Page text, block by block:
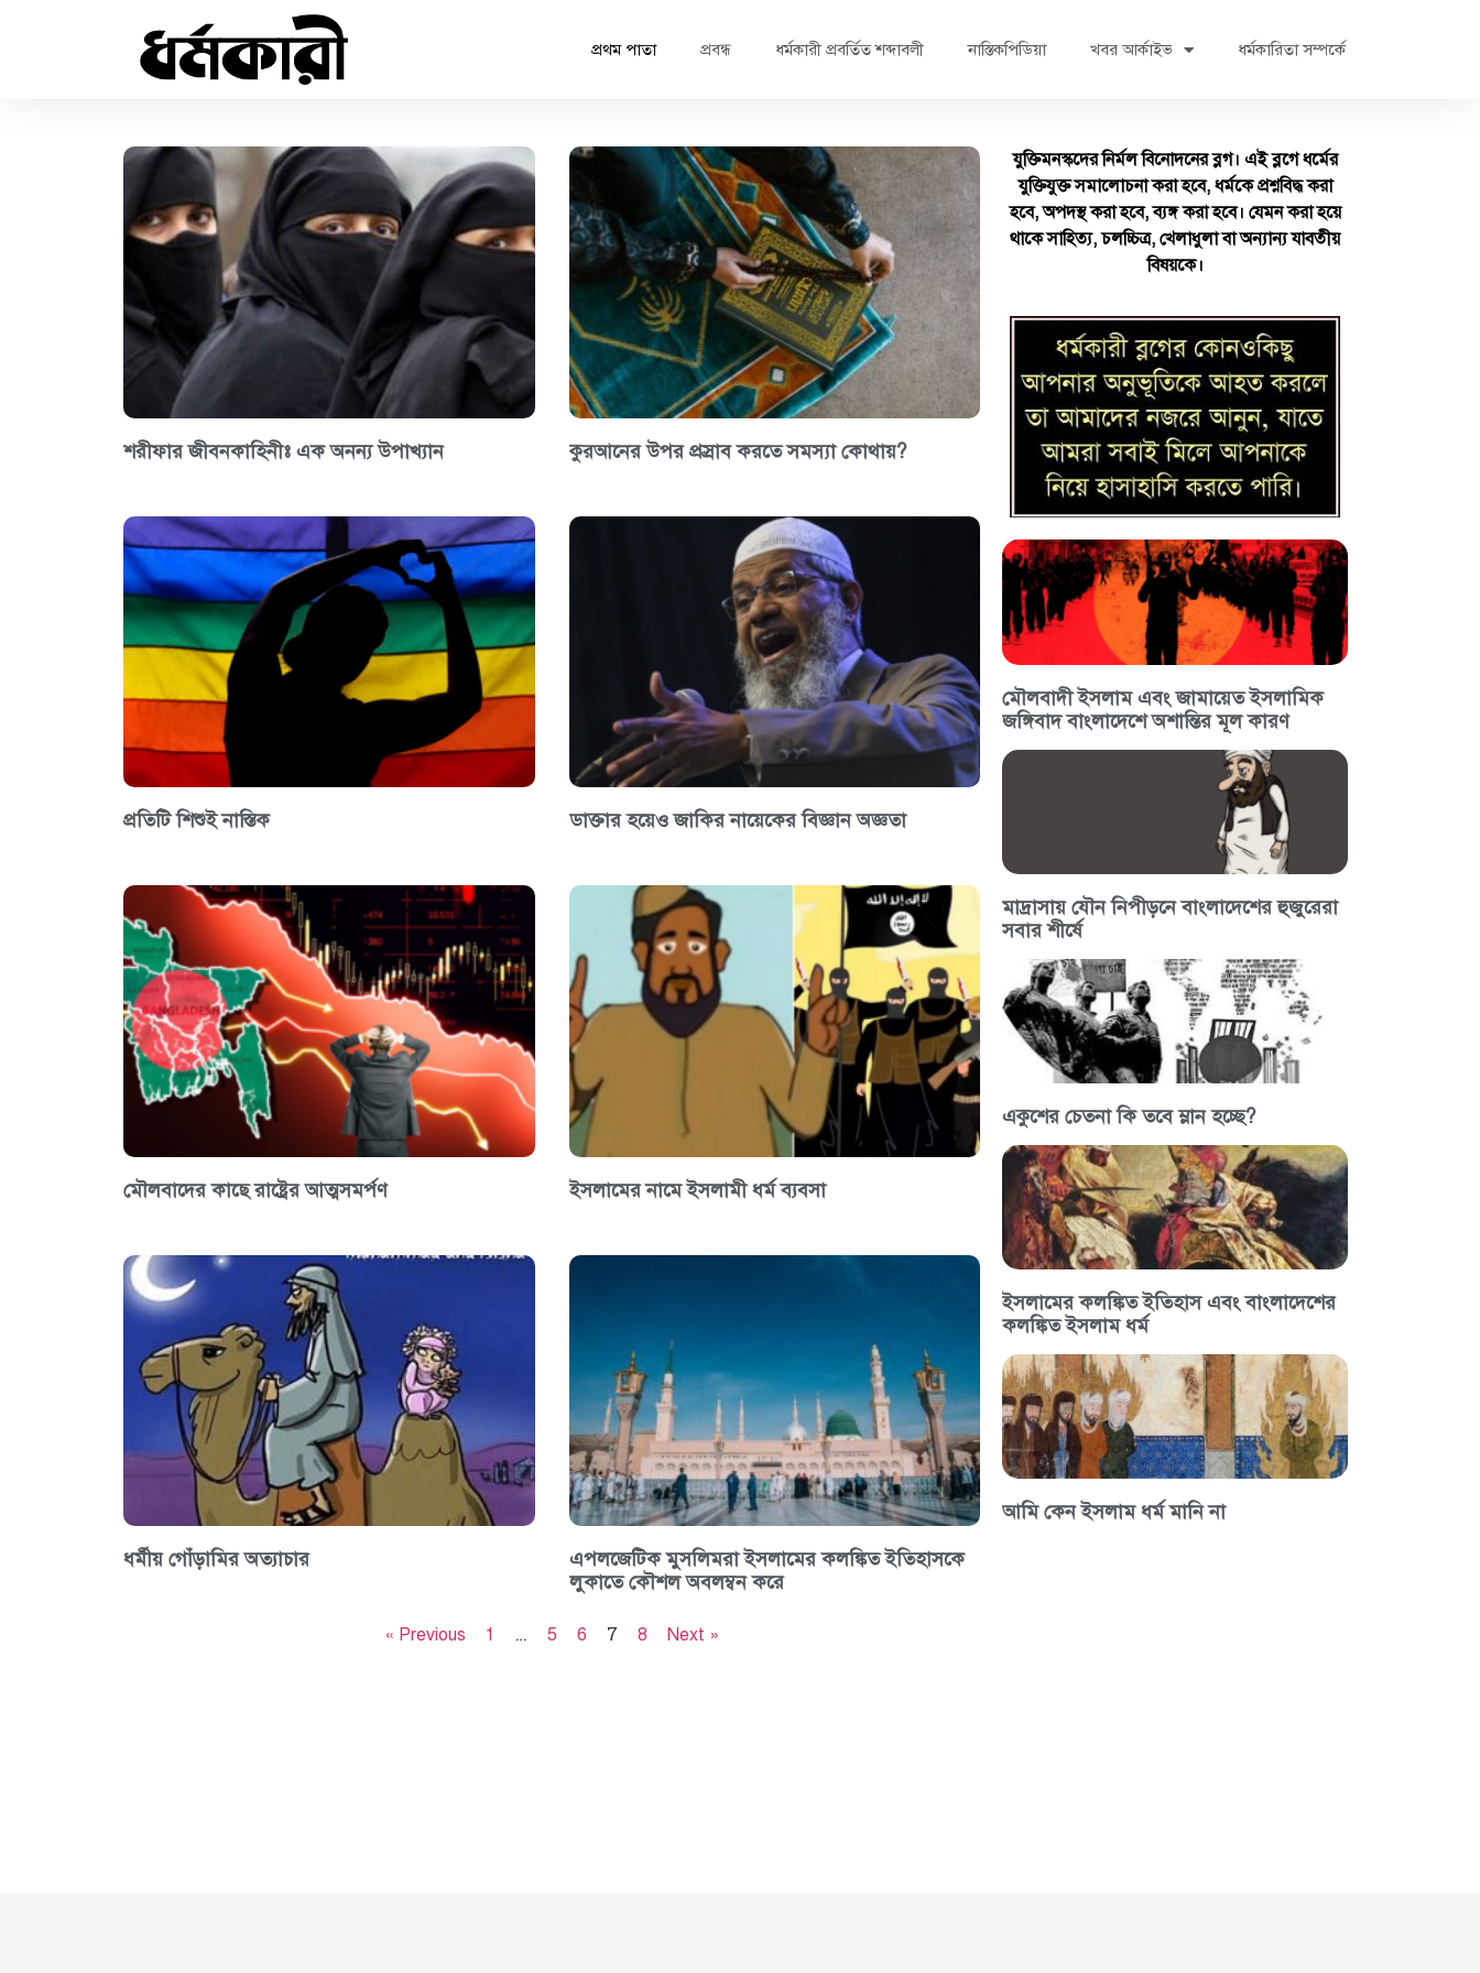
প্রথম পাতা প্রবন্ধ ধর্মকারী প্রবর্তিত শব্দাবলী নাস্তিকপিডিয়া খবর আর্কাইভ ধর্মকারিতা সম্পর্কে
শরীফার জীবনকাহিনীঃ এক অনন্য উপাখ্যান কুরআনের উপর প্রস্রাব করতে সমস্যা কোথায়?
প্রতিটি শিশুই নাস্তিক ডাক্তার হয়েও জাকির নায়েকের বিজ্ঞান অজ্ঞতা
মৌলবাদের কাছে রাষ্ট্রের আত্মসমর্পণ ইসলামের নামে ইসলামী ধর্ম ব্যবসা
ধর্মীয় গোঁড়ামির অত্যাচার
এপলজেটিক মুসলিমরা ইসলামের কলঙ্কিত ইতিহাসকে
লুকাতে কৌশল অবলম্বন করে
« Previous 1 … 5 6 7 8 Next »
যুক্তিমনস্কদের নির্মল বিনোদনের ব্লগ। এই ব্লগে ধর্মের
যুক্তিযুক্ত সমালোচনা করা হবে, ধর্মকে প্রশ্নবিদ্ধ করা
হবে, অপদস্থ করা হবে, ব্যঙ্গ করা হবে। যেমন করা হয়ে
থাকে সাহিত্য, চলচ্চিত্র, খেলাধুলা বা অন্যান্য যাবতীয়
বিষয়কে।
মৌলবাদী ইসলাম এবং জামায়েত ইসলামিক
জঙ্গিবাদ বাংলাদেশে অশান্তির মূল কারণ
মাদ্রাসায় যৌন নিপীড়নে বাংলাদেশের হুজুরেরা
সবার শীর্ষে
একুশের চেতনা কি তবে ম্লান হচ্ছে?
ইসলামের কলঙ্কিত ইতিহাস এবং বাংলাদেশের
কলঙ্কিত ইসলাম ধর্ম
আমি কেন ইসলাম ধর্ম মানি না